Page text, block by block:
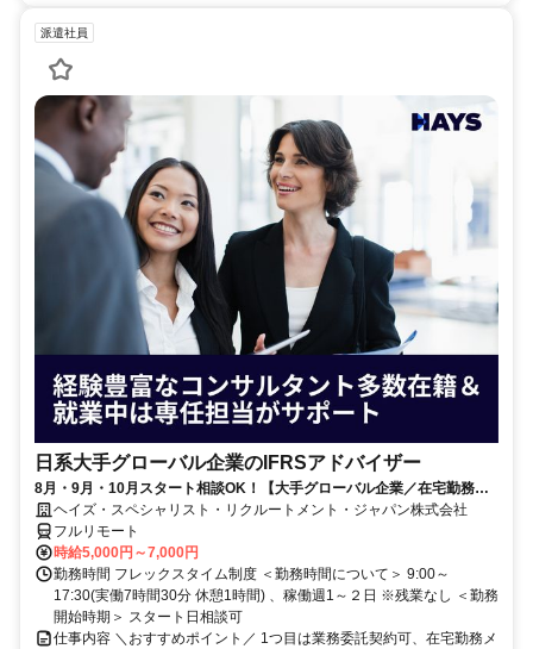
派遣社員
日系大手グローバル企業のIFRSアドバイザー
8月・9月・10月スタート相談OK！【大手グローバル企業／在宅勤務メ
イン／週1～2日勤務】IFRSアドバイザー
ヘイズ・スペシャリスト・リクルートメント・ジャパン株式会社
フルリモート
時給5,000円～7,000円
勤務時間 フレックスタイム制度 ＜勤務時間について＞ 9:00～
17:30(実働7時間30分 休憩1時間) 、稼働週1～２日 ※残業なし ＜勤務
開始時期＞ スタート日相談可
仕事内容 ＼おすすめポイント／ 1つ目は業務委託契約可、在宅勤務メ